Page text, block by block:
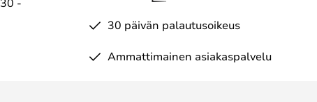
30 päivän palautusoikeus
Ammattimainen asiakaspalvelu